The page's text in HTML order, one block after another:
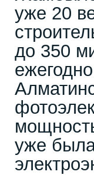
уже 20
до 350
уже